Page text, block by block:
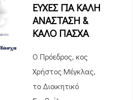
ΕΥΧΕΣ ΓΙΑ ΚΑΛΗ
ΑΝΑΣΤΑΣΗ &
ΚΑΛΟ ΠΑΣΧΑ
Ο Πρόεδρος, κος
Χρήστος Μέγκλας,
το Διοικητικό